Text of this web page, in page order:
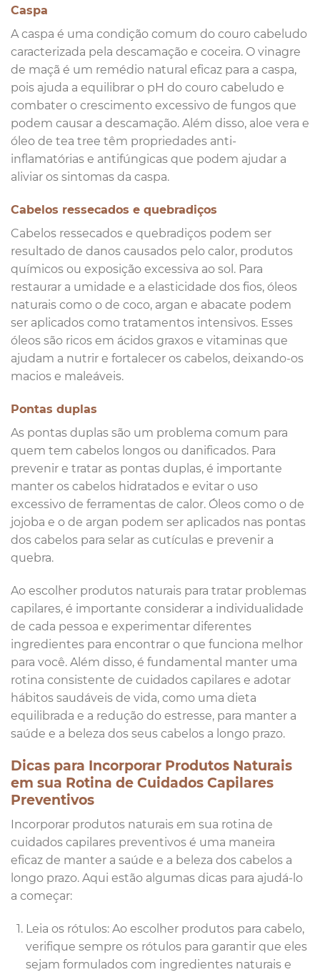
Caspa
A caspa é uma condição comum do couro cabeludo
caracterizada pela descamação e coceira. O vinagre
de maçã é um remédio natural eficaz para a caspa,
pois ajuda a equilibrar o pH do couro cabeludo e
combater o crescimento excessivo de fungos que
podem causar a descamação. Além disso, aloe vera e
óleo de tea tree têm propriedades anti-
inflamatórias e antifúngicas que podem ajudar a
aliviar os sintomas da caspa.
Cabelos ressecados e quebradiços
Cabelos ressecados e quebradiços podem ser
resultado de danos causados pelo calor, produtos
químicos ou exposição excessiva ao sol. Para
restaurar a umidade e a elasticidade dos fios, óleos
naturais como o de coco, argan e abacate podem
ser aplicados como tratamentos intensivos. Esses
óleos são ricos em ácidos graxos e vitaminas que
ajudam a nutrir e fortalecer os cabelos, deixando-os
macios e maleáveis.
Pontas duplas
As pontas duplas são um problema comum para
quem tem cabelos longos ou danificados. Para
prevenir e tratar as pontas duplas, é importante
manter os cabelos hidratados e evitar o uso
excessivo de ferramentas de calor. Óleos como o de
jojoba e o de argan podem ser aplicados nas pontas
dos cabelos para selar as cutículas e prevenir a
quebra.
Ao escolher produtos naturais para tratar problemas
capilares, é importante considerar a individualidade
de cada pessoa e experimentar diferentes
ingredientes para encontrar o que funciona melhor
para você. Além disso, é fundamental manter uma
rotina consistente de cuidados capilares e adotar
hábitos saudáveis ​​de vida, como uma dieta
equilibrada e a redução do estresse, para manter a
saúde e a beleza dos seus cabelos a longo prazo.
Dicas para Incorporar Produtos Naturais
em sua Rotina de Cuidados Capilares
Preventivos
Incorporar produtos naturais em sua rotina de
cuidados capilares preventivos é uma maneira
eficaz de manter a saúde e a beleza dos cabelos a
longo prazo. Aqui estão algumas dicas para ajudá-lo
a começar:
Leia os rótulos: Ao escolher produtos para cabelo,
verifique sempre os rótulos para garantir que eles
sejam formulados com ingredientes naturais e